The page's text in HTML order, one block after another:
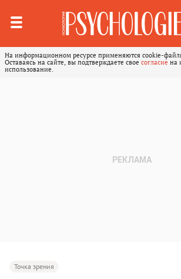
На информационном ресурсе применяются cookie-
Оставаясь на сайте, вы подтверждаете свое согласие на
использование.
Точка зрения